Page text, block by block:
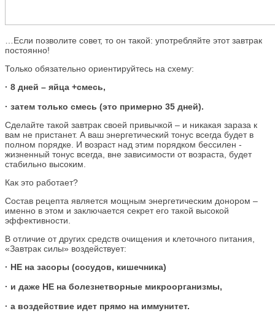
…Если позволите совет, то он такой: употребляйте этот завтрак
постоянно!
Только обязательно ориентируйтесь на схему:
· 8 дней – яйца +смесь,
· затем только смесь (это примерно 35 дней).
Сделайте такой завтрак своей привычкой – и никакая зараза к
вам не пристанет. А ваш энергетический тонус всегда будет в
полном порядке. И возраст над этим порядком бессилен -
жизненный тонус всегда, вне зависимости от возраста, будет
стабильно высоким.
Как это работает?
Состав рецепта является мощным энергетическим донором –
именно в этом и заключается секрет его такой высокой
эффективности.
В отличие от других средств очищения и клеточного питания,
«Завтрак силы» воздействует:
· НЕ на засоры (сосудов, кишечника)
· и даже НЕ на болезнетворные микроорганизмы,
· а воздействие идет прямо на иммунитет.